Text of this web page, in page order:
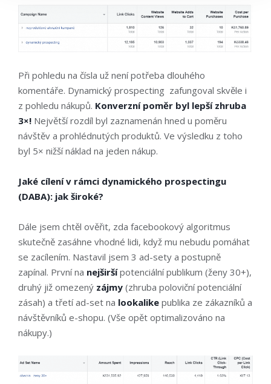
Při pohledu na čísla už není potřeba dlouhého
komentáře. Dynamický prospecting zafungoval skvěle i
z pohledu nákupů. Konverzní poměr byl lepší zhruba
3×! Největší rozdíl byl zaznamenán hned u poměru
návštěv a prohlédnutých produktů. Ve výsledku z toho
byl 5× nižší náklad na jeden nákup.
Jaké cílení v rámci dynamického prospectingu
(DABA): jak široké?
Dále jsem chtěl ověřit, zda facebookový algoritmus
skutečně zasáhne vhodné lidi, když mu nebudu pomáhat
se zacílením. Nastavil jsem 3 ad-sety a postupně
zapínal. První na nejširšípotenciální publikum (ženy 30+),
druhý již omezený zájmy (zhruba poloviční potenciální
zásah) a třetí ad-set na lookalike publika ze zákazníků a
návštěvníků e-shopu. (Vše opět optimalizováno na
nákupy.)